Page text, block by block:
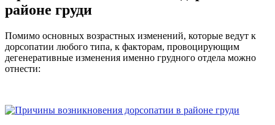
районе груди
Помимо основных возрастных изменений, которые ведут к
дорсопатии любого типа, к факторам, провоцирующим
дегенеративные изменения именно грудного отдела можно
отнести: